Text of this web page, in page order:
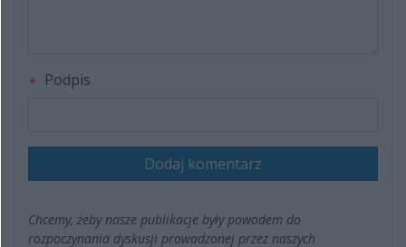
Podpis
Dodaj komentarz
Chcemy, żeby nasze publikacje były powodem do
rozpoczynania dyskusji prowadzonej przez naszych